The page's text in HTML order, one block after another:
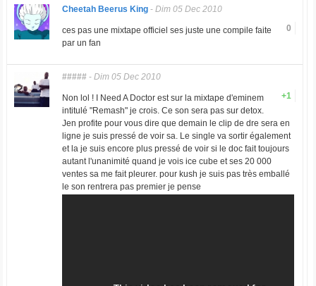
Cheetah Beerus King- Dim 05 Dec 2010
0
ces pas une mixtape officiel ses juste une compile faite
par un fan
#####- Dim 05 Dec 2010
+1
Non lol ! I Need A Doctor est sur la mixtape d'eminem
intitulé "Remash" je crois. Ce son sera pas sur detox.
Jen profite pour vous dire que demain le clip de dre sera en
ligne je suis pressé de voir sa. Le single va sortir également
et la je suis encore plus pressé de voir si le doc fait toujours
autant l'unanimité quand je vois ice cube et ses 20 000
ventes sa me fait pleurer. pour kush je suis pas très emballé
le son rentrera pas premier je pense